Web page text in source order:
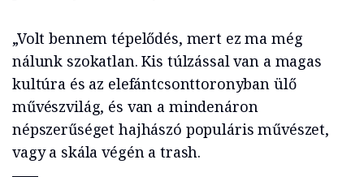
„Volt bennem tépelődés, mert ez ma még
nálunk szokatlan. Kis túlzással van a magas
kultúra és az elefántcsonttoronyban ülő
művészvilág, és van a mindenáron
népszerűséget hajhászó populáris művészet,
vagy a skála végén a trash.